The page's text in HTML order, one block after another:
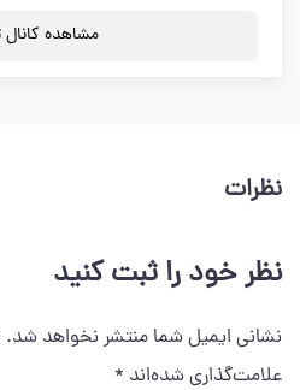
مشاهده کانال
نظرات
نظر خود را ثبت کنید
نشانی ایمیل شما منتشر نخواهد شد.
علامت‌گذاری شده‌اند *